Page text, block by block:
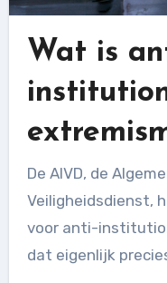
Wat is
De AIVD, de Algemene Inlichtingen- en
Veiligheidsdienst,
voor anti-
dat eigenlijk